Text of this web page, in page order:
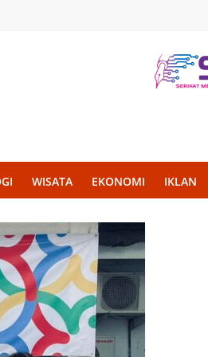
WISATA EKONOMI IKLAN